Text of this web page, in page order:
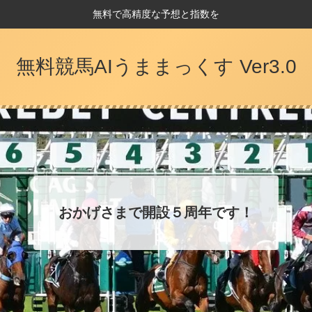
無料で高精度な予想と指数を
無料競馬AIうままっくす Ver3.0
おかげさまで開設５周年です！